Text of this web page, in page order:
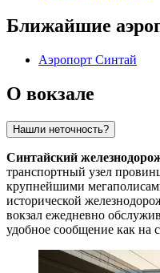
Ближайшие
Аэропорт Синтай
О вокзале
Нашли неточность?
Синтайский
транспортный узел
крупнейшими
исторической
вокзал ежедневно
удобное сообщение как на